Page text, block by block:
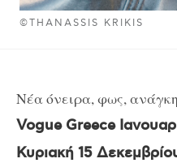
©THANASSIS KRIKIS
Νέα όνειρα, φως,
Vogue Greece
Κυριακή 15